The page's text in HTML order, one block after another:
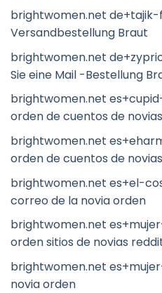
brightwomen.net
Versandbestellung Braut
brightwomen.net
Sie eine Mail -Bestellung
brightwomen.net
orden de cuentos de
brightwomen.net
orden de cuentos de
brightwomen.net es+el-
correo de la novia orden
brightwomen.net
orden sitios de novias
brightwomen.net
novia orden